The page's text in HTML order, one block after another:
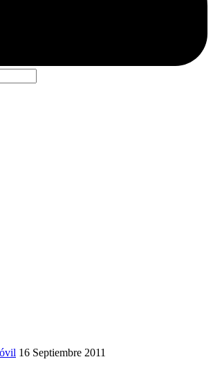
16 Septiembre 2011